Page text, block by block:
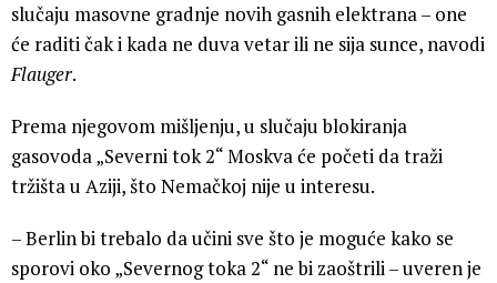
slučaju masovne gradnje novih gasnih elektrana – one
će raditi čak i kada ne duva vetar ili ne sija sunce, navodi
Flauger.
Prema njegovom mišljenju, u slučaju blokiranja
gasovoda „Severni tok 2“ Moskva će početi da traži
tržišta u Aziji, što Nemačkoj nije u interesu.
– Berlin bi trebalo da učini sve što je moguće kako se
sporovi oko „Severnog toka 2“ ne bi zaoštrili – uveren je